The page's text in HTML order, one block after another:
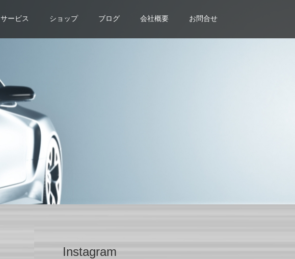
サービス ショップ ブログ 会社概要 お問合せ
Instagram